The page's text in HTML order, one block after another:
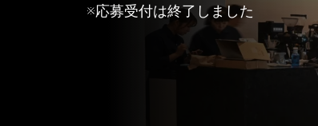
※応募受付は終了しました